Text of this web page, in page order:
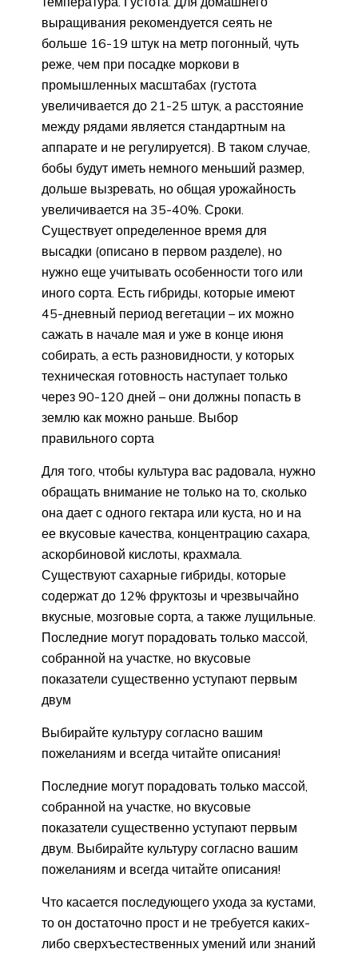
выращивания рекомендуется сеять не
больше 16-19 штук на метр погонный, чуть
реже, чем при посадке моркови в
промышленных масштабах (густота
увеличивается до 21-25 штук, а расстояние
между рядами является стандартным на
аппарате и не регулируется). В таком случае,
бобы будут иметь немного меньший размер,
дольше вызревать, но общая урожайность
увеличивается на 35-40%. Сроки.
Существует определенное время для
высадки (описано в первом разделе), но
нужно еще учитывать особенности того или
иного сорта. Есть гибриды, которые имеют
45-дневный период вегетации – их можно
сажать в начале мая и уже в конце июня
собирать, а есть разновидности, у которых
техническая готовность наступает только
через 90-120 дней – они должны попасть в
землю как можно раньше. Выбор
правильного сорта
Для того, чтобы культура вас радовала, нужно
обращать внимание не только на то, сколько
она дает с одного гектара или куста, но и на
ее вкусовые качества, концентрацию сахара,
аскорбиновой кислоты, крахмала.
Существуют сахарные гибриды, которые
содержат до 12% фруктозы и чрезвычайно
вкусные, мозговые сорта, а также лущильные.
Последние могут порадовать только массой,
собранной на участке, но вкусовые
показатели существенно уступают первым
двум
Выбирайте культуру согласно вашим
пожеланиям и всегда читайте описания!
Последние могут порадовать только массой,
собранной на участке, но вкусовые
показатели существенно уступают первым
двум. Выбирайте культуру согласно вашим
пожеланиям и всегда читайте описания!
Что касается последующего ухода за кустами,
то он достаточно прост и не требуется каких-
либо сверхъестественных умений или знаний